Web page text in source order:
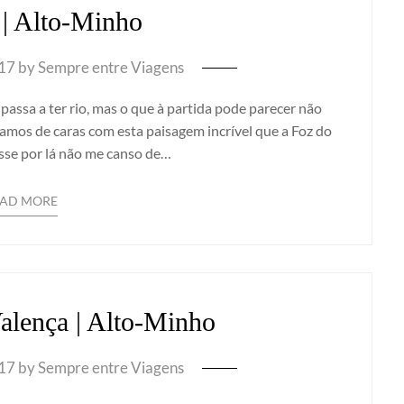
Alto-Minho
bySempre entre Viagens
a ter rio, mas o que à partida pode parecer não
de caras com esta paisagem incrível que a Foz do
por lá não me canso de…
MORE
| Alto-Minho
bySempre entre Viagens